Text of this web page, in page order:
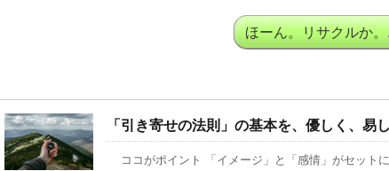
ほーん。リサクルか
「引き寄せの法則」の基本を、優しく、易
ココがポイント 「イメージ」と「感情」がセット